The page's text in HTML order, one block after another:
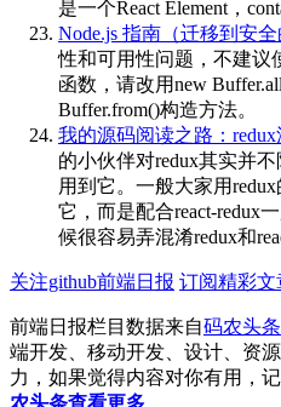
是一个React Element，
Node.js 指南（迁移到安全
性和可用性问题，不建议
函数，请改用new
Buffer.from()构造方法。
我的源码阅读之路：redux
的小伙伴对redux其实并
用到它。一般大家用
它，而是配合react-redux
候很容易弄混淆redux和
关注github前端日报 订阅精彩文
前端日报栏目数据来自码农头条
端开发、移动开发、设计、资
力，如果觉得内容对你有用，
农头条查看更多